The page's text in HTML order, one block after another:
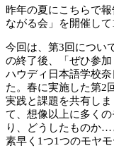
昨年の夏にこちらで
ながる会」を開催して
今回は、第3回につい
の終了後、「ぜひ参
ハウディ日本語学校
た。春に実施した第2
実践と課題を共有し
て、想像以上に多く
り、どうしたものか…
素早く1つ1つのモヤ